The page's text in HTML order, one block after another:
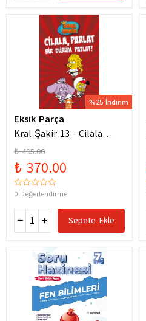
%25 İndirim
Eksik Parça
Kral Şakir 13 - Cilala
Parlat Bir Dürüm Patlat!
₺ 495.00
₺ 370.00
0 Değerlendirme
Sepete Ekle